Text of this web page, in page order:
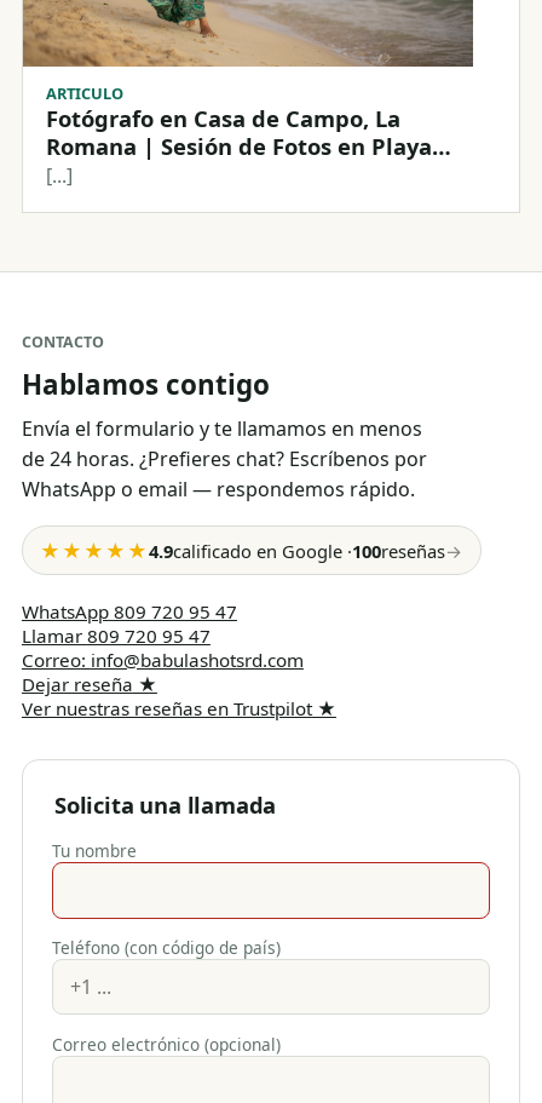
ARTICULO
Fotógrafo en Casa de Campo, La
Romana | Sesión de Fotos en Playa
Minitas
[...]
CONTACTO
Hablamos contigo
Envía el formulario y te llamamos en menos
de 24 horas. ¿Prefieres chat? Escríbenos por
WhatsApp o email — respondemos rápido.
★★★★★4.9calificado en Google ·100reseñas→
WhatsApp 809 720 95 47
Llamar 809 720 95 47
Correo: info@babulashotsrd.com
Dejar reseña ★
Ver nuestras reseñas en Trustpilot★
Solicita una llamada
Tu nombre
Teléfono (con código de país)
Correo electrónico (opcional)